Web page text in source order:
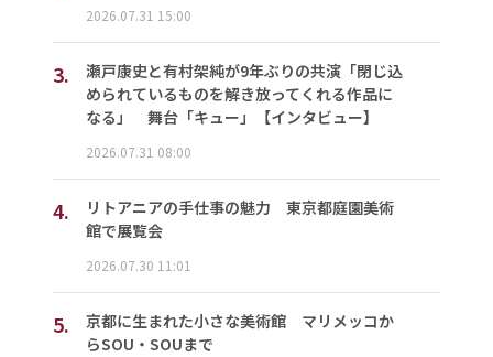
2026.07.31 15:00
3.
瀬戸康史と有村架純が9年ぶりの共演「閉じ込
められているものを解き放ってくれる作品に
なる」 舞台「キュー」【インタビュー】
2026.07.31 08:00
4.
リトアニアの手仕事の魅力 東京都庭園美術
館で展覧会
2026.07.30 11:01
5.
京都に生まれた小さな美術館 マリメッコか
らSOU・SOUまで